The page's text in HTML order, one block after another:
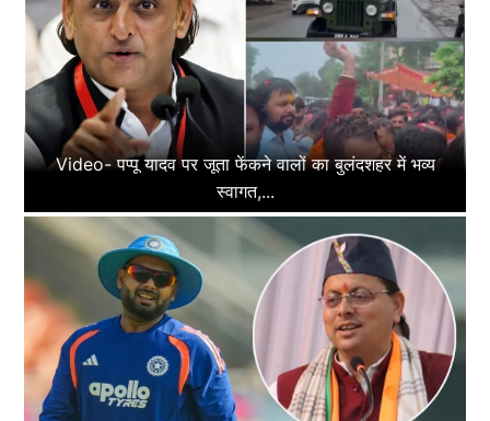
Video- पप्पू यादव पर जूता फेंकने वालों का बुलंदशहर में भव्य
स्वागत,...